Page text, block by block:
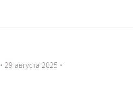
• 29 августа 2025 •